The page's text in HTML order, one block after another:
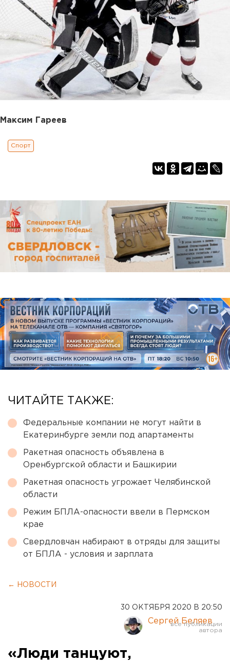
Максим Гареев
Спорт
ЧИТАЙТЕ ТАКЖЕ:
Федеральные компании не могут найти в
Екатеринбурге земли под апартаменты
Ракетная опасность объявлена в
Оренбургской области и Башкирии
Ракетная опасность угрожает Челябинской
области
Режим БПЛА-опасности ввели в Пермском
крае
Свердловчан набирают в отряды для защиты
от БПЛА - условия и зарплата
← НОВОСТИ
30 ОКТЯБРЯ 2020 В 20:50
Сергей Беляев
«Люди танцуют,